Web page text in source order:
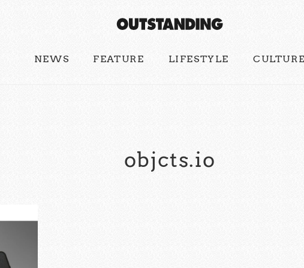
NEWS FEATURE LIFESTYLE
objcts.io